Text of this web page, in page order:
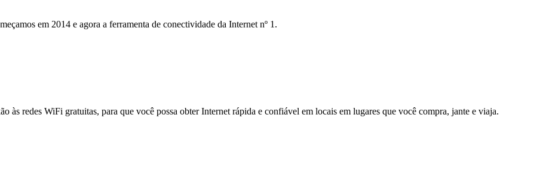
em 2014 e agora a ferramenta de conectividade da Internet nº 1.
redes WiFi gratuitas, para que você possa obter Internet rápida e confiável em locais em lugares que você compra, jante e viaja.